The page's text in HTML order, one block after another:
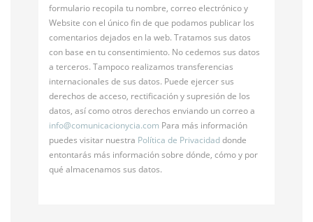
formulario recopila tu nombre, correo electrónico y
Website con el único fin de que podamos publicar los
comentarios dejados en la web. Tratamos sus datos
con base en tu consentimiento. No cedemos sus datos
a terceros. Tampoco realizamos transferencias
internacionales de sus datos. Puede ejercer sus
derechos de acceso, rectificación y supresión de los
datos, así como otros derechos enviando un correo a
info@comunicacionycia.com Para más información
puedes visitar nuestra Política de Privacidaddonde
entontarás más información sobre dónde, cómo y por
qué almacenamos sus datos.